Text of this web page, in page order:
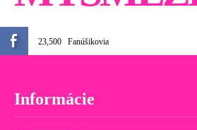
23,500 Fanúšikovia
Informácie